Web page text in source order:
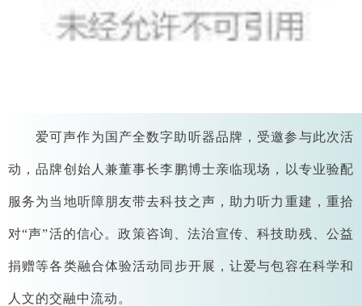
爱可声作为国产全数字助听器品牌，受邀参与此次活
动，品牌创始人兼董事长李鹏博士亲临现场，以专业验配
服务为当地听障朋友带去科技之声，助力听力重建，重拾
对“声”活的信心。政策咨询、法治宣传、科技助残、公益
捐赠等各类融合体验活动同步开展，让爱与包容在科学和
人文的交融中流动。